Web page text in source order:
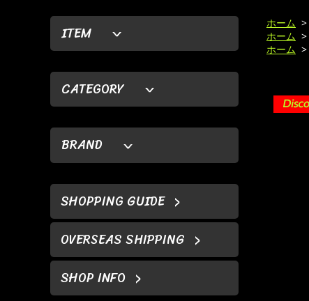
ITEM
CATEGORY
BRAND
SHOPPING GUIDE
OVERSEAS SHIPPING
SHOP INFO
ホーム >
ホーム >
ホーム >